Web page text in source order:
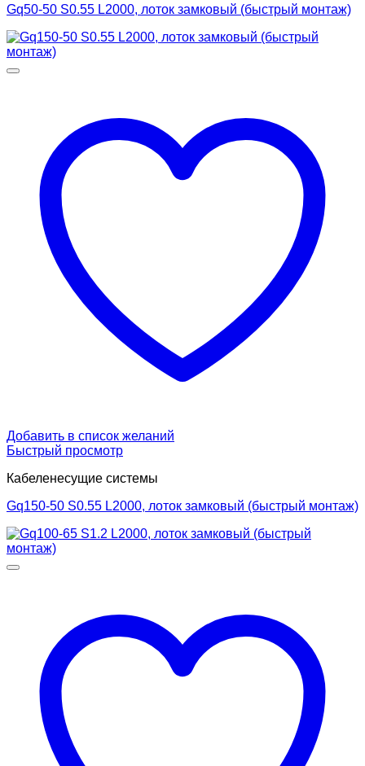
Gq50-50 S0.55 L2000, лоток замковый (быстрый монтаж)
Добавить в список желаний
Быстрый просмотр
Кабеленесущие системы
Gq150-50 S0.55 L2000, лоток замковый (быстрый монтаж)